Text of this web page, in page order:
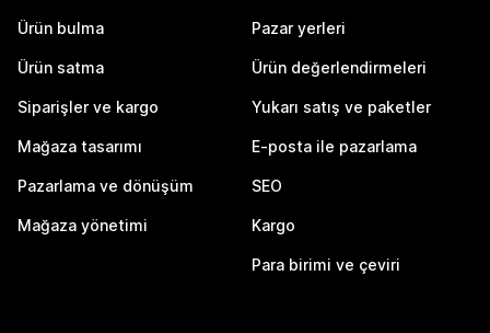
Ürün bulma
Ürün satma
Siparişler ve kargo
Mağaza tasarımı
Pazarlama ve dönüşüm
Mağaza yönetimi
Pazar yerleri
Ürün değerlendirmeleri
Yukarı satış ve paketler
E-posta ile pazarlama
SEO
Kargo
Para birimi ve çeviri